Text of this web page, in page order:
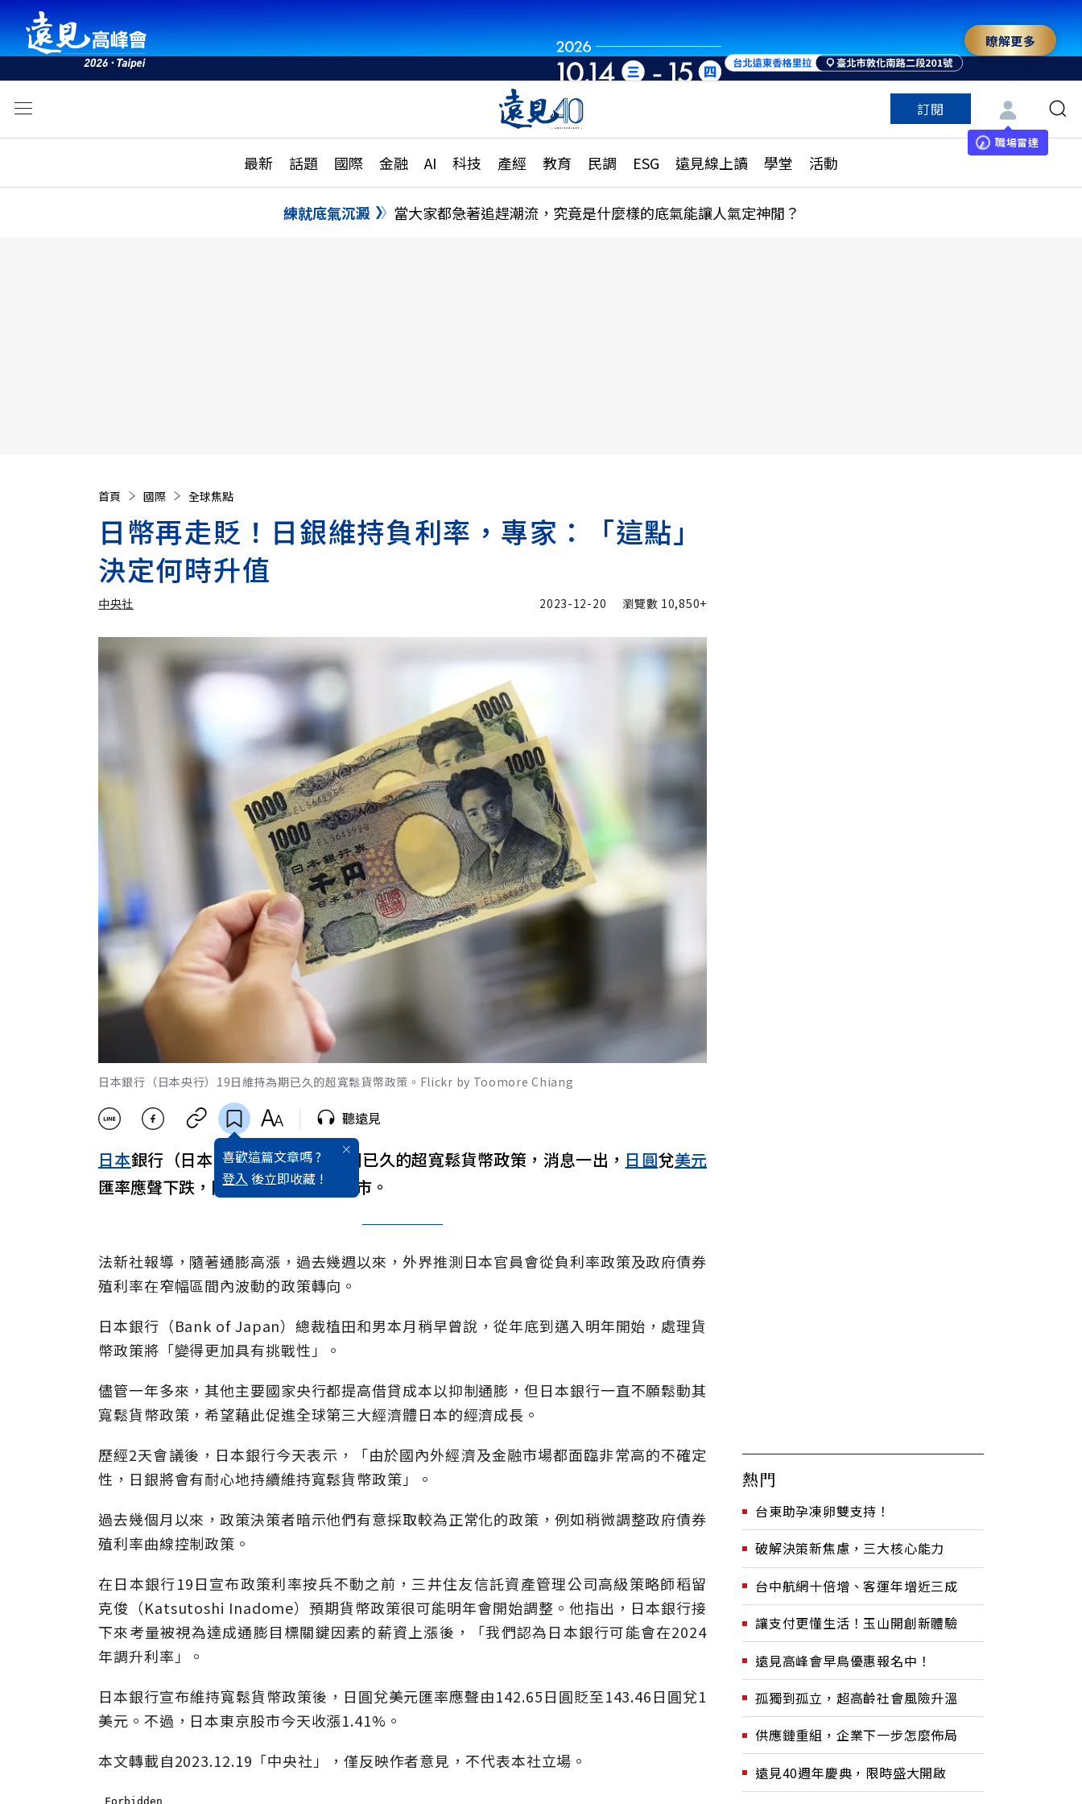
瞭解更多
訂閱
職場雷達
最新 話題 國際 金融 AI 科技 產經 教育 民調 ESG 遠見線上讀 學堂 活動
活動
話題
國際
特輯
大學升學、職涯攻略
縣市施政調查全解析
民調
更多訂閱方案
特色頻道
練就底氣沉澱 當大家都急著追趕潮流，究竟是什麼樣的底氣能讓人氣定神閒？
首頁 國際 全球焦點
日幣再走貶！日銀維持負利率，專家：「這點」
決定何時升值
中央社
中央社 加入追蹤
2023-12-20 瀏覽數 10,850+
日本銀行（日本央行）19日維持為期已久的超寬鬆貨幣政策。Flickr by Toomore Chiang
喜歡這篇文章嗎 ?
登入 後立即收藏 !
聽遠見
日本銀行（日本央行）19日維持為期已久的超寬鬆貨幣政策，消息一出， 日圓兌美元
匯率應聲下跌，同時激勵日本東京股市。
法新社報導，隨著通膨高漲，過去幾週以來，外界推測日本官員會從負利率政策及政府債券
殖利率在窄幅區間內波動的政策轉向。
日本銀行（Bank of Japan）總裁植田和男本月稍早曾說，從年底到邁入明年開始，處理貨
幣政策將「變得更加具有挑戰性」。
儘管一年多來，其他主要國家央行都提高借貸成本以抑制通膨，但日本銀行一直不願鬆動其
寬鬆貨幣政策，希望藉此促進全球第三大經濟體日本的經濟成長。
歷經2天會議後，日本銀行今天表示，「由於國內外經濟及金融市場都面臨非常高的不確定
性，日銀將會有耐心地持續維持寬鬆貨幣政策」。
過去幾個月以來，政策決策者暗示他們有意採取較為正常化的政策，例如稍微調整政府債券
殖利率曲線控制政策。
在日本銀行19日宣布政策利率按兵不動之前，三井住友信託資產管理公司高級策略師稻留
克俊（Katsutoshi Inadome）預期貨幣政策很可能明年會開始調整。他指出，日本銀行接
下來考量被視為達成通膨目標關鍵因素的薪資上漲後，「我們認為日本銀行可能會在2024
年調升利率」。
日本銀行宣布維持寬鬆貨幣政策後，日圓兌美元匯率應聲由142.65日圓貶至143.46日圓兌1
美元。不過，日本東京股市今天收漲1.41%。
本文轉載自2023.12.19「中央社」，僅反映作者意見，不代表本社立場。
熱門
台東助孕凍卵雙支持！
破解決策新焦慮，三大核心能力
台中航網十倍增、客運年增近三成
讓支付更懂生活！玉山開創新體驗
遠見高峰會早鳥優惠報名中！
孤獨到孤立，超高齡社會風險升溫
供應鏈重組，企業下一步怎麼佈局
遠見40週年慶典，限時盛大開啟